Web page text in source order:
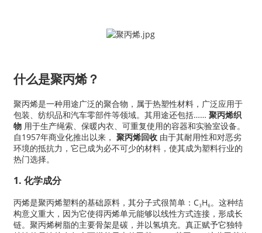
什么是聚丙烯？
聚丙烯是一种用途广泛的聚合物，属于热塑性材料，广泛应用于
包装、纺织品和汽车零部件等领域。其用途还包括…… 聚丙烯织
物用于生产绳索、保暖内衣、可重复使用的容器和实验室设备。
自1957年商业化推出以来， 聚丙烯回收由于其耐用性和对恶劣
环境的抵抗力，它已成为必不可少的材料，使其成为塑料行业的
热门选择。
1. 化学成分
丙烯是聚丙烯塑料的基础原料，其分子式很简单：C₃H₆。这种结
构意义重大，因为它使得丙烯单元能够以线性方式连接，形成长
链。聚丙烯树脂的主要骨架是碳，并以氢填充。真正赋予它独特